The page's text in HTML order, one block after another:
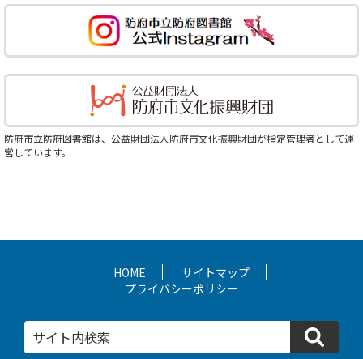
防府市立防府図書館は、公益財団法人防府市文化振興財団が指定管理者として運
営しています。
HOME
サイトマップ
プライバシーポリシー